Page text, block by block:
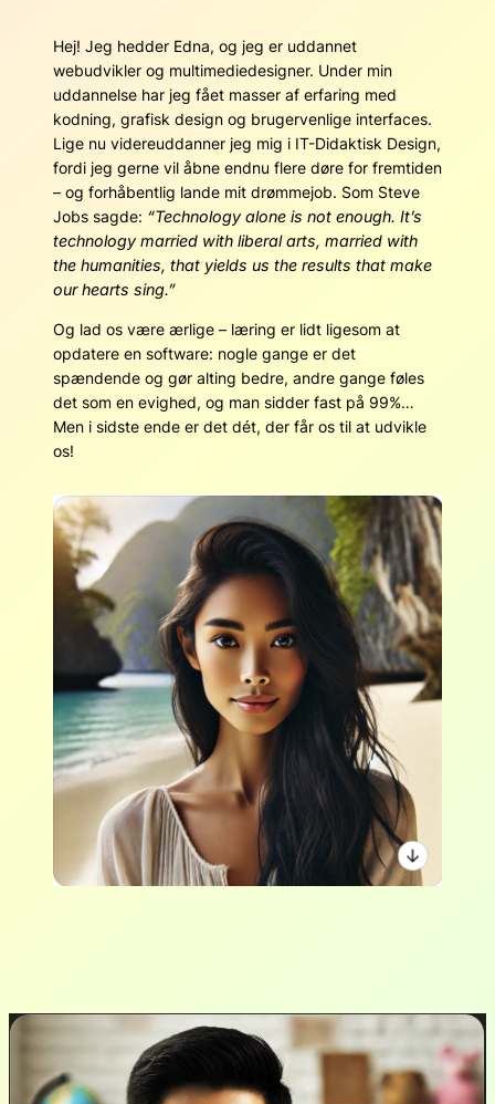
Hej! Jeg hedder Edna, og jeg er uddannet
webudvikler og multimediedesigner. Under min
uddannelse har jeg fået masser af erfaring med
kodning, grafisk design og brugervenlige interfaces.
Lige nu videreuddanner jeg mig i IT-Didaktisk Design,
fordi jeg gerne vil åbne endnu flere døre for fremtiden
– og forhåbentlig lande mit drømmejob. Som Steve
Jobs sagde: “Technology alone is not enough. It’s
technology married with liberal arts, married with
the humanities, that yields us the results that make
our hearts sing.”
Og lad os være ærlige – læring er lidt ligesom at
opdatere en software: nogle gange er det
spændende og gør alting bedre, andre gange føles
det som en evighed, og man sidder fast på 99%…
Men i sidste ende er det dét, der får os til at udvikle
os!